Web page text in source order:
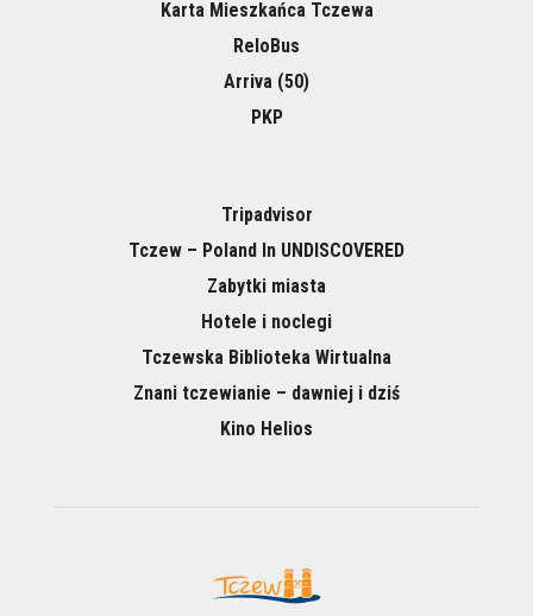
Karta Mieszkańca Tczewa
ReloBus
Arriva (50)
PKP
Tripadvisor
Tczew – Poland In UNDISCOVERED
Zabytki miasta
Hotele i noclegi
Tczewska Biblioteka Wirtualna
Znani tczewianie – dawniej i dziś
Kino Helios